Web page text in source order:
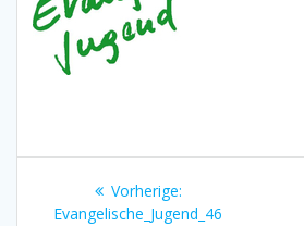
Beitragsnavigation
Vorherige:Vorheriger
Beitrag:
Evangelische_Jugend_46